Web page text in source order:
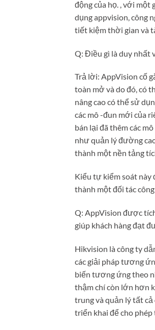
động của họ. , với một
dụng appvision, công
tiết kiệm thời gian và
Q: Điều gì là duy nhất
Trả lời: AppVision cố
toàn mở và do đó, có
nâng cao có thể sử
các mô -đun mới của
bán lại đã thêm các
như quản lý đường
thành một nền tảng
Kiểu tự kiểm soát này
thành một đối tác
Q: AppVision được
giúp khách hàng đạt
Hikvision là công ty
các giải pháp tương
biến tương ứng theo
thậm chí còn lớn hơn
trung và quản lý tất
triển khai để cho phép